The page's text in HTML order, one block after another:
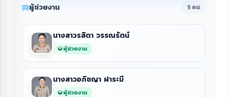
ผู้ช่วยงาน 5 คน
นางสาวรสิตา วรรณรัตน์
ผู้ช่วยงาน
นางสาวอภิชญา ฝาระมี
ผู้ช่วยงาน